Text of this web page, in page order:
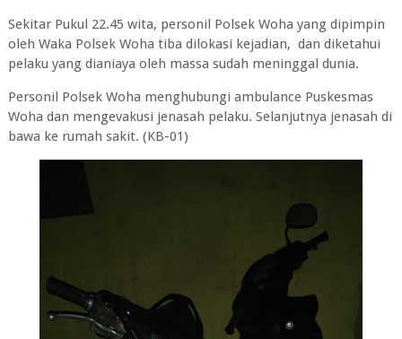
Sekitar Pukul 22.45 wita, personil Polsek Woha yang dipimpin
oleh Waka Polsek Woha tiba dilokasi kejadian, dan diketahui
pelaku yang dianiaya oleh massa sudah meninggal dunia.
Personil Polsek Woha menghubungi ambulance Puskesmas
Woha dan mengevakusi jenasah pelaku. Selanjutnya jenasah di
bawa ke rumah sakit. (KB-01)